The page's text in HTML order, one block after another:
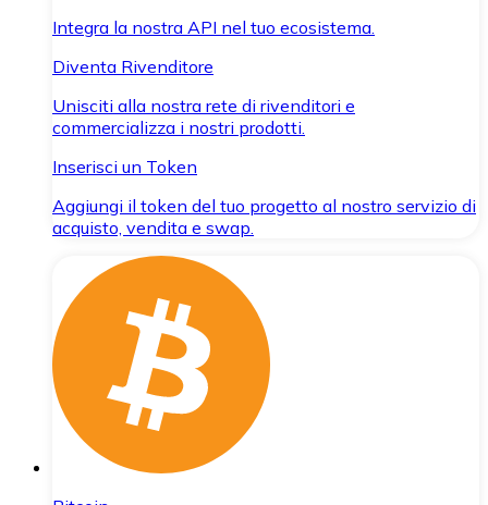
Integra la nostra API nel tuo ecosistema.
Diventa Rivenditore
Unisciti alla nostra rete di rivenditori e
commercializza i nostri prodotti.
Inserisci un Token
Aggiungi il token del tuo progetto al nostro servizio di
acquisto, vendita e swap.